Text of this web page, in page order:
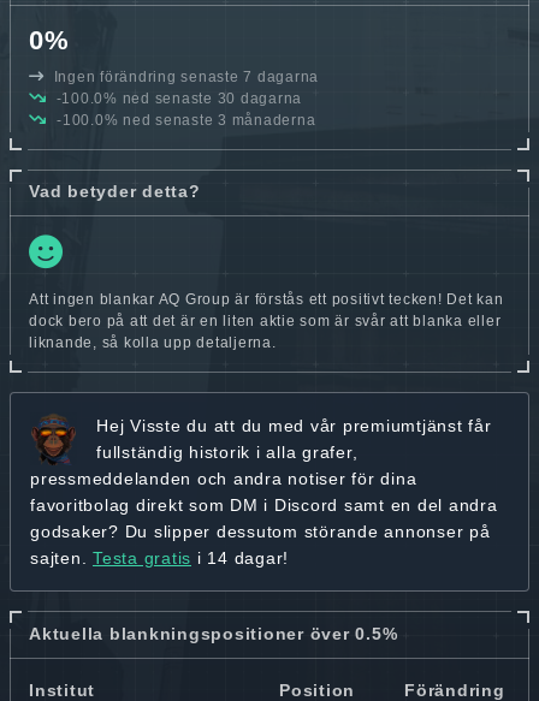
0%
Ingen förändring senaste 7 dagarna
-100.0% ned senaste 30 dagarna
-100.0% ned senaste 3 månaderna
Vad betyder detta?
Att ingen blankar AQ Group är förstås ett positivt tecken! Det kan
dock bero på att det är en liten aktie som är svår att blanka eller
liknande, så kolla upp detaljerna.
Hej Visste du att du med vår premiumtjänst får
fullständig historik i alla grafer,
pressmeddelanden och andra notiser för dina
favoritbolag direkt som DM i Discord samt en del andra
godsaker? Du slipper dessutom störande annonser på
sajten. Testa gratis i 14 dagar!
Aktuella blankningspositioner över 0.5%
Institut Position Förändring